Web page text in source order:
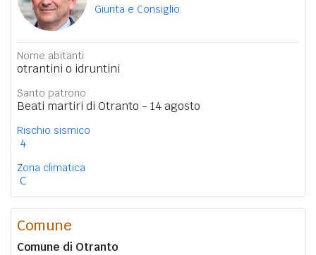
Giunta e Consiglio
Nome abitanti
otrantini o idruntini
Santo patrono
Beati martiri di Otranto - 14 agosto
Rischio sismico
4
Zona climatica
C
Comune
Comune di Otranto